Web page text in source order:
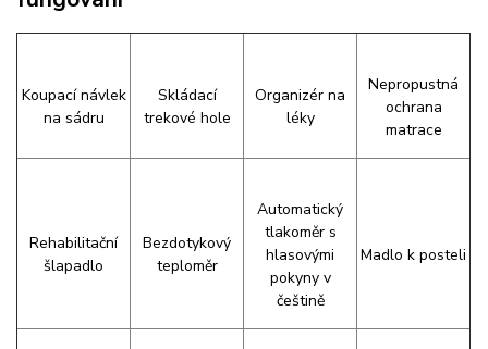
Koupací návlek
na sádru
Skládací
trekové hole
Organizér na
léky
Nepropustná
ochrana
matrace
Rehabilitační
šlapadlo
Bezdotykový
teploměr
Automatický
tlakoměr s
hlasovými
pokyny v
češtině
Madlo k posteli